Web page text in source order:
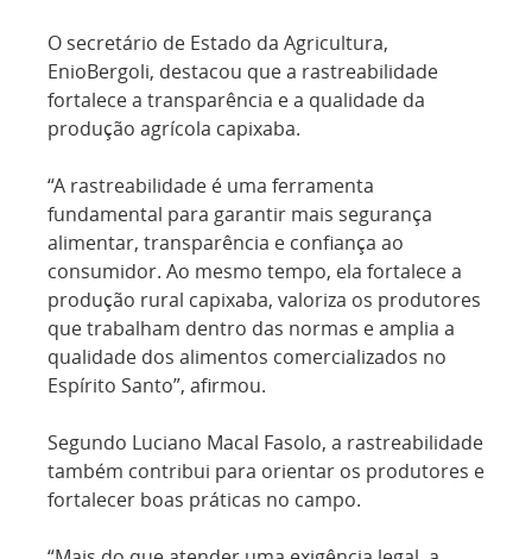
O secretário de Estado da Agricultura,
EnioBergoli, destacou que a rastreabilidade
fortalece a transparência e a qualidade da
produção agrícola capixaba.
“A rastreabilidade é uma ferramenta
fundamental para garantir mais segurança
alimentar, transparência e confiança ao
consumidor. Ao mesmo tempo, ela fortalece a
produção rural capixaba, valoriza os produtores
que trabalham dentro das normas e amplia a
qualidade dos alimentos comercializados no
Espírito Santo”, afirmou.
Segundo Luciano Macal Fasolo, a rastreabilidade
também contribui para orientar os produtores e
fortalecer boas práticas no campo.